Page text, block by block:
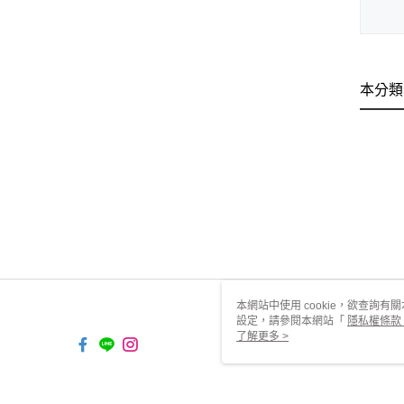
本分
本網站中使用 cookie，欲查詢有
設定，請參閱本網站「 隱私權條款
使用 cookie。
了解更多 >